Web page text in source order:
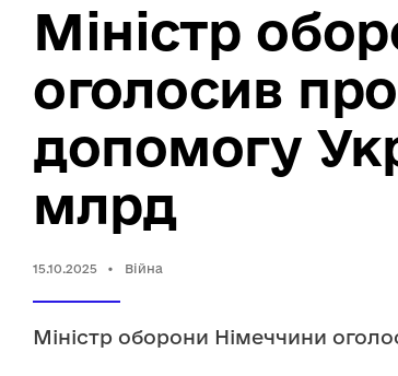
Міністр
оголосив
допомогу
млрд
15.10.2025 • Війна
Міністр оборони Німеччини